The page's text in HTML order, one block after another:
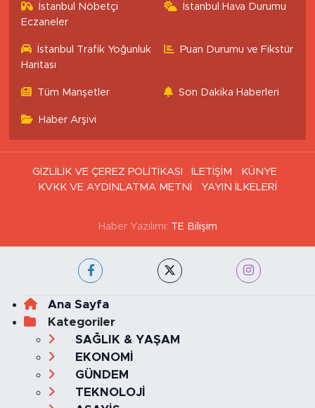
İstanbul Nöbetçi
Eczaneler
İstanbul Hava Durumu
İstanbul Trafik Yoğunluk
Haritası
Puan Durumu ve Fikstür
Tüm Manşetler Son Dakika Haberleri
Haber Arşivi
GİZLİLİK VE ÇEREZ POLİTİKASI İLETİŞİM
KÜNYE
KVKK VE AYDINLATMA METNİ
YAYIN İLKELERİ
Haber Yazılımı: TE Bilişim
Ana Sayfa
Kategoriler
SAĞLIK & YAŞAM
EKONOMİ
GÜNDEM
TEKNOLOJİ